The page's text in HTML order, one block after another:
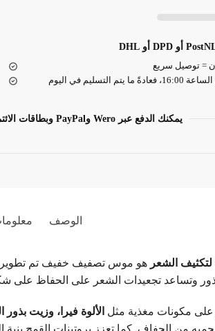
= توصيل سريع
إذا تم الطلب قبل الساعة 16:00، فعادةً ما يتم التسليم في اليوم
يمكنك الدفع عبر Wero وPayPal وبطاقات الائتمان وغيرها
الوصف
هو موس تصفيف خفيف تم تطويره
وتساعد تجعيدات الشعر على الحفاظ على
مكونات مغذية مثل الألوة فيرا، وزيت بذور
من الجفاف. كما تعزز بروتينات القمح